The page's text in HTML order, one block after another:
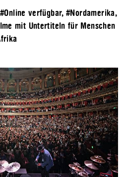
#Online verfügbar,#Nordamerika,
mit Untertiteln für Menschen